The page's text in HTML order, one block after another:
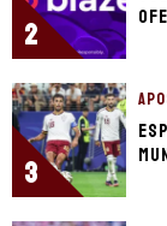
2
3